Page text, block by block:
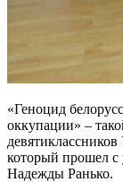
«Геноцид
оккупации» –
который прошел с
Надежды Ранько.